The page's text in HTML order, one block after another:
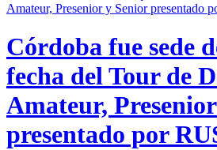
Córdoba fue sede
fecha del Tour de
Amateur,
presentado por